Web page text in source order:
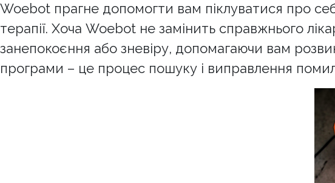
Woebot прагне допомогти вам піклуватися про
терапії. Хоча Woebot не замінить справжнього
занепокоєння або зневіру, допомагаючи вам
програми – це процес пошуку і виправлення